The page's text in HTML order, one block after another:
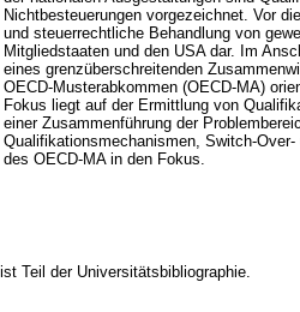
Nichtbesteuerungen vorgezeichnet. Vor
und steuerrechtliche Behandlung von
Mitgliedstaaten und den USA dar. Im
eines grenzüberschreitenden
OECD-Musterabkommen (OECD-MA)
Fokus liegt auf der Ermittlung von
einer Zusammenführung der
Qualifikationsmechanismen, Switch-
des OECD-MA in den Fokus.
Teil der Universitätsbibliographie.